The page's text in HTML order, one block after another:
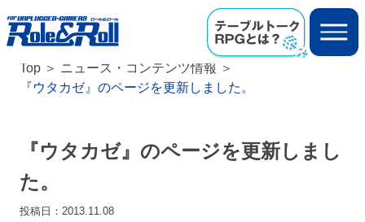
Top
ニュース・コンテンツ情報
『ウタカゼ』のページを更新しました。
『ウタカゼ』のページを更新しまし
た。
投稿日： 2013.11.08